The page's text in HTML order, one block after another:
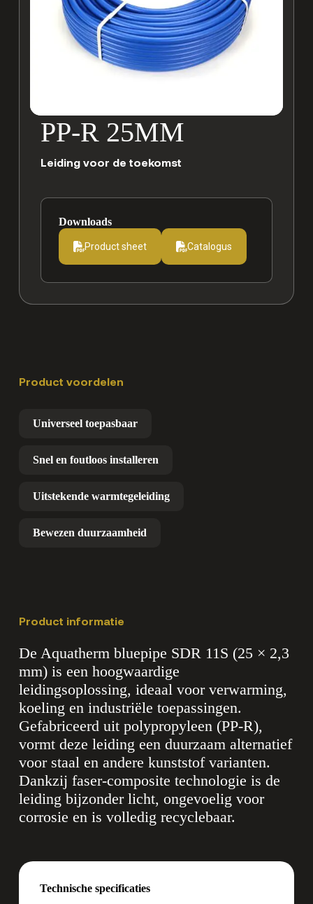
PP-R 25MM
Leiding voor de toekomst
Downloads
Product sheet Catalogus
Product voordelen
Universeel toepasbaar
Snel en foutloos installeren
Uitstekende warmtegeleiding
Bewezen duurzaamheid
Product informatie
De Aquatherm bluepipe SDR 11S (25 × 2,3
mm) is een hoogwaardige
leidingsoplossing, ideaal voor verwarming,
koeling en industriële toepassingen.
Gefabriceerd uit polypropyleen (PP-R),
vormt deze leiding een duurzaam alternatief
voor staal en andere kunststof varianten.
Dankzij faser-composite technologie is de
leiding bijzonder licht, ongevoelig voor
corrosie en is volledig recyclebaar.
Technische specificaties